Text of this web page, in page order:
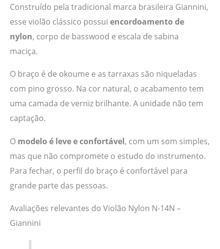
Construído pela tradicional marca brasileira Giannini,
esse violão clássico possui encordoamento de
nylon, corpo de basswood e escala de sabina
maciça.
O braço é de okoume e as tarraxas são niqueladas
com pino grosso. Na cor natural, o acabamento tem
uma camada de verniz brilhante. A unidade não tem
captação.
O modelo é leve e confortável, com um som simples,
mas que não compromete o estudo do instrumento.
Para fechar, o perfil do braço é confortável para
grande parte das pessoas.
Avaliações relevantes do Violão Nylon N-14N –
Giannini